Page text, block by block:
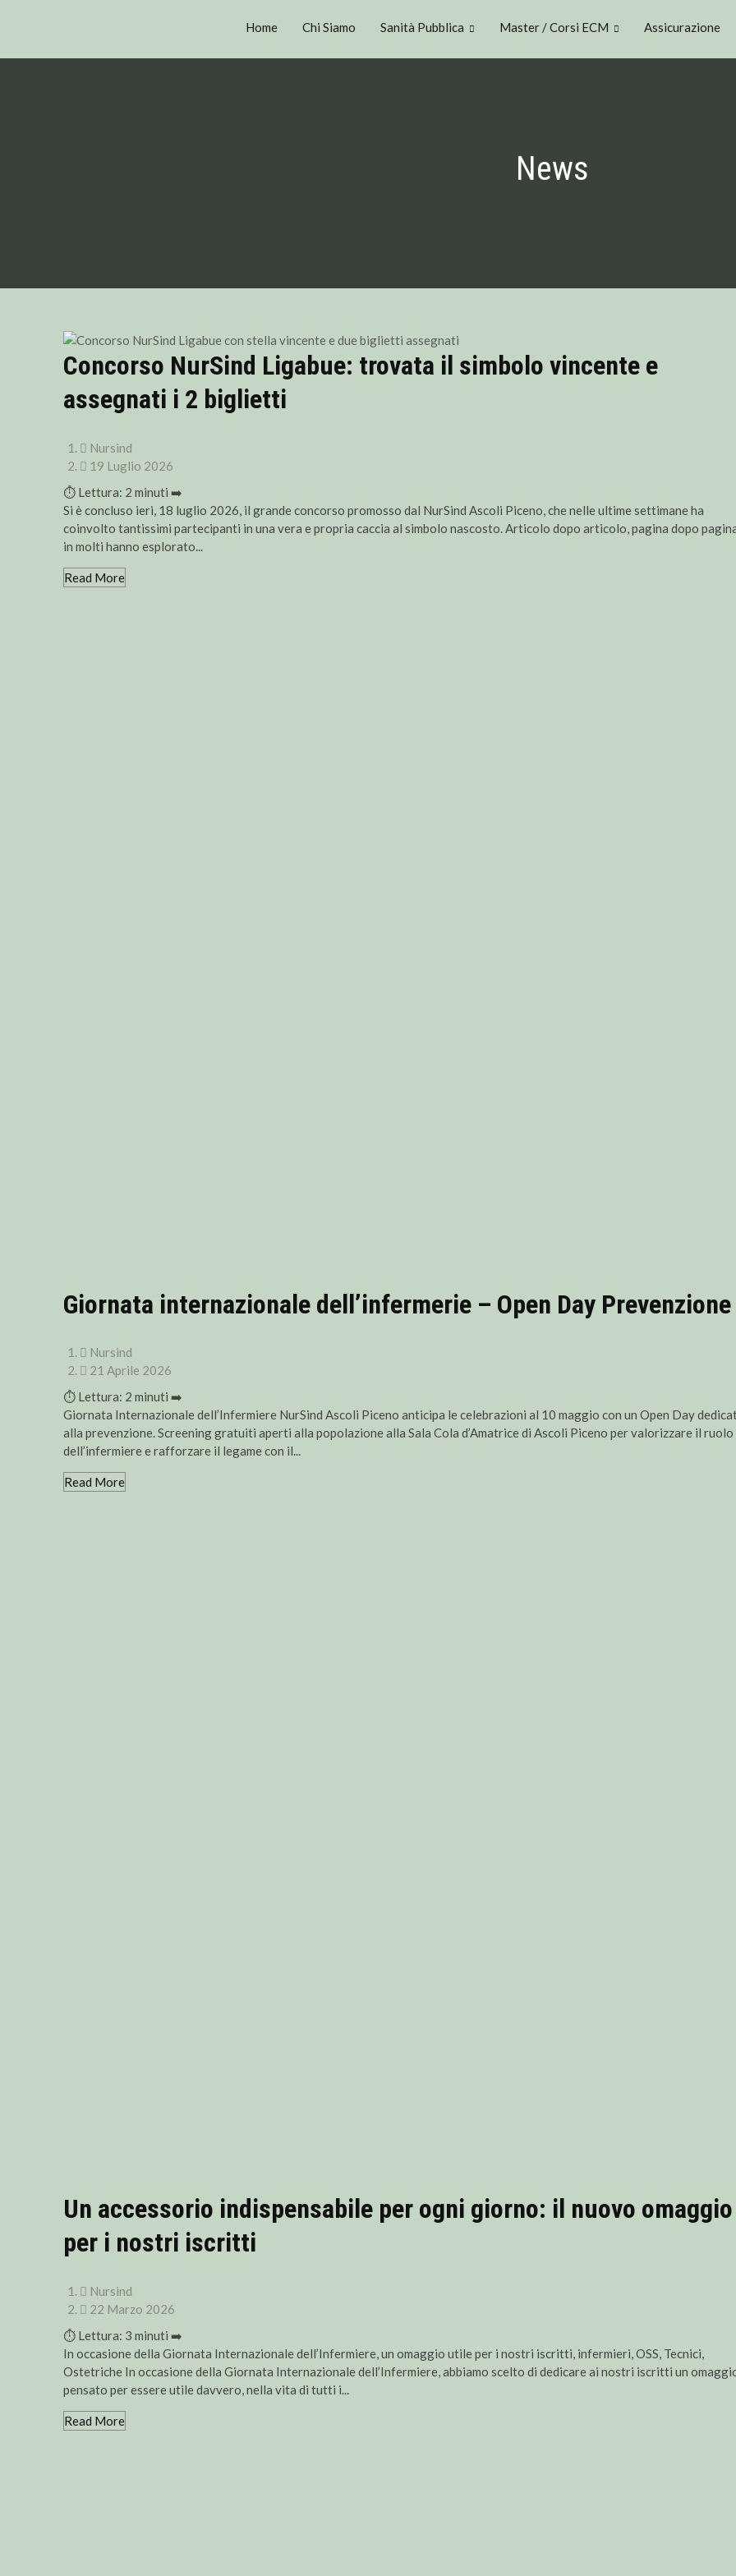
Home Chi Siamo Sanità Pubblica Master / Corsi ECM Assicurazione
News
Concorso NurSind Ligabue: trovata il simbolo vincente e
assegnati i 2 biglietti
Nursind
19 Luglio 2026
⏱ Lettura: 2 minuti ➡️
Si è concluso ieri, 18 luglio 2026, il grande concorso promosso dal NurSind Ascoli Piceno, che nelle ultime settimane ha
coinvolto tantissimi partecipanti in una vera e propria caccia al simbolo nascosto. Articolo dopo articolo, pagina dopo
in molti hanno esplorato...
Read More
Giornata internazionale dell’infermerie – Open Day Prevenzione
Nursind
21 Aprile 2026
⏱ Lettura: 2 minuti ➡️
Giornata Internazionale dell’Infermiere NurSind Ascoli Piceno anticipa le celebrazioni al 10 maggio con un Open Day
alla prevenzione. Screening gratuiti aperti alla popolazione alla Sala Cola d’Amatrice di Ascoli Piceno per valorizzare il ruolo
dell’infermiere e rafforzare il legame con il...
Read More
Un accessorio indispensabile per ogni giorno: il nuovo omaggio
per i nostri iscritti
Nursind
22 Marzo 2026
⏱ Lettura: 3 minuti ➡️
In occasione della Giornata Internazionale dell’Infermiere, un omaggio utile per i nostri iscritti, infermieri, OSS, Tecnici,
Ostetriche In occasione della Giornata Internazionale dell’Infermiere, abbiamo scelto di dedicare ai nostri iscritti un
pensato per essere utile davvero, nella vita di tutti i...
Read More